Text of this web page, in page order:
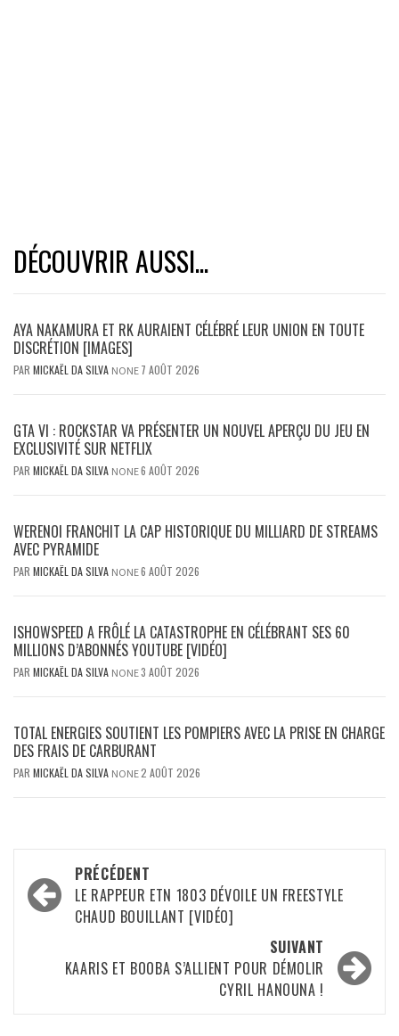
DÉCOUVRIR AUSSI...
AYA NAKAMURA ET RK AURAIENT CÉLÉBRÉ LEUR UNION EN TOUTE
DISCRÉTION [IMAGES]
PAR MICKAËL DA SILVA NONE 7 AOÛT 2026
GTA VI : ROCKSTAR VA PRÉSENTER UN NOUVEL APERÇU DU JEU EN
EXCLUSIVITÉ SUR NETFLIX
PAR MICKAËL DA SILVA NONE6 AOÛT 2026
WERENOI FRANCHIT LA CAP HISTORIQUE DU MILLIARD DE STREAMS
AVEC PYRAMIDE
PAR MICKAËL DA SILVA NONE6 AOÛT 2026
ISHOWSPEED A FRÔLÉ LA CATASTROPHE EN CÉLÉBRANT SES 60
MILLIONS D’ABONNÉS YOUTUBE [VIDÉO]
PAR MICKAËL DA SILVA NONE3 AOÛT 2026
TOTAL ENERGIES SOUTIENT LES POMPIERS AVEC LA PRISE EN CHARGE
DES FRAIS DE CARBURANT
PAR MICKAËL DA SILVA NONE2 AOÛT 2026
Navigation
d’article
PRÉCÉDENT
LE RAPPEUR ETN 1803 DÉVOILE UN FREESTYLE
CHAUD BOUILLANT [VIDÉO]
SUIVANT
KAARIS ET BOOBA S’ALLIENT POUR DÉMOLIR
CYRIL HANOUNA !